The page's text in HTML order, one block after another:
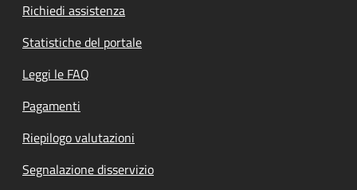
Richiedi assistenza
Statistiche del portale
Leggi le FAQ
Pagamenti
Riepilogo valutazioni
Segnalazione disservizio